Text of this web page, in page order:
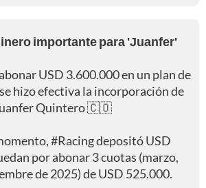
importante para 'Juanfer'
USD 3.600.000 en un plan de
hizo efectiva la incorporación de
Quintero 🇨🇴
#Racingdepositó USD
por abonar 3 cuotas (marzo,
de 2025) de USD 525.000.